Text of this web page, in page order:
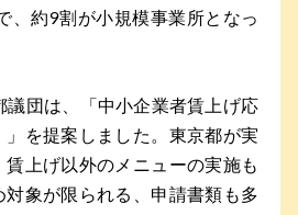
、約9割が小規模事業所となっ
議団は、「中小企業者賃上げ応
を提案しました。東京都が実
上げ以外のメニューの実施も
象が限られる、申請書類も多